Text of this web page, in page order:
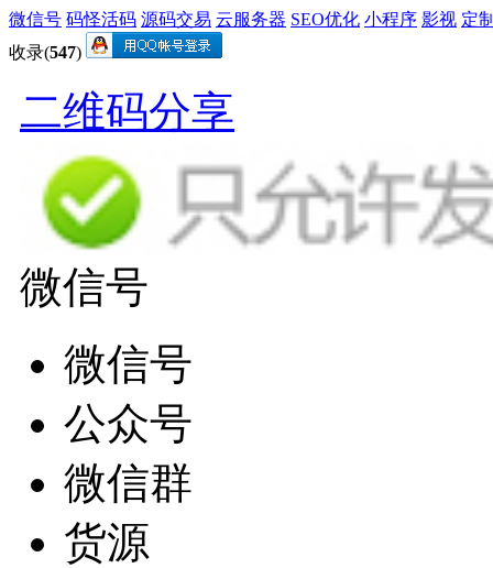
微信号 码怪活码 源码交易 云服务器 SEO优化 小程序 影视 定
收录(547)
二维码分享
微信号
微信号
公众号
微信群
货源